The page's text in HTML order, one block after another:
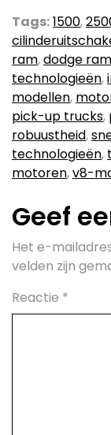
Tags:1500,
ram,dodge
technologieën,
modellen,
pick-up trucks,
robuustheid,
technologieën,
motoren,v8-
Geef
Het e-
velden zijn
Reactie *